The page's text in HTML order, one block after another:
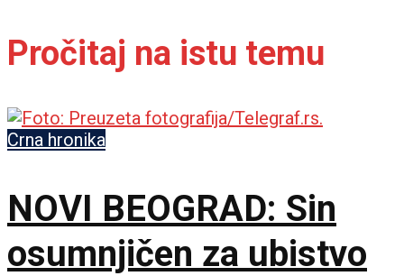
Pročitaj na istu temu
Crna hronika
NOVI BEOGRAD: Sin
osumnjičen za ubistvo